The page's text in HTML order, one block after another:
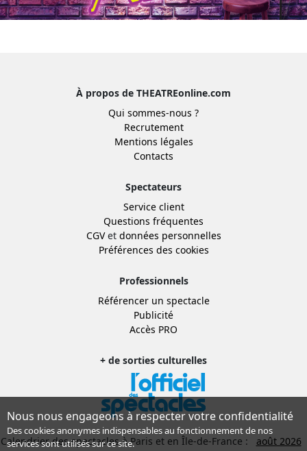
À propos de THEATREonline.com
Qui sommes-nous ?
Recrutement
Mentions légales
Contacts
Spectateurs
Service client
Questions fréquentes
CGVet données personnelles
Préférences des cookies
Professionnels
Référencer un spectacle
Publicité
Accès PRO
+ de sorties culturelles
Calendrier des spectacles à Paris et en Île-de-France :
août 2026
Nous nous engageons à respecter votre confidentialité
Des cookies anonymes indispensables au fonctionnement de nos
services sont utilisés sur ce site.